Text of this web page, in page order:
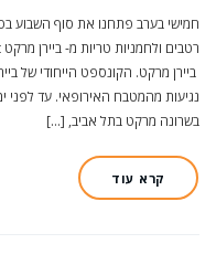
חמישי בערב פתחנו את סוף השבוע
ביירן מרקט. הקונספט הייחודי של
נגיעות מהמטבח האירופאי. עד לפני
בשרונה מרקט בתל אביב, […]
קרא עוד